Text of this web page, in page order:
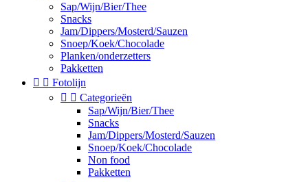
Sap/Wijn/Bier/Thee
Snacks
Jam/Dippers/Mosterd/Sauzen
Snoep/Koek/Chocolade
Planken/onderzetters
Pakketten
  Fotolijn
  Categorieën
Sap/Wijn/Bier/Thee
Snacks
Jam/Dippers/Mosterd/Sauzen
Snoep/Koek/Chocolade
Non food
Pakketten